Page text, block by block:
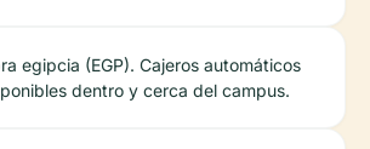
egipcia (EGP). Cajeros automáticos
dentro y cerca del campus.